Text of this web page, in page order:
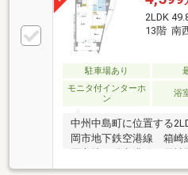
2LDK
13階 南
駐車場あり
モニタ付インターホ
ン
浴
中州中島町に位置する
岡市地下鉄空港線 箱
岡市地下鉄空港
分開放感あふれる眺望